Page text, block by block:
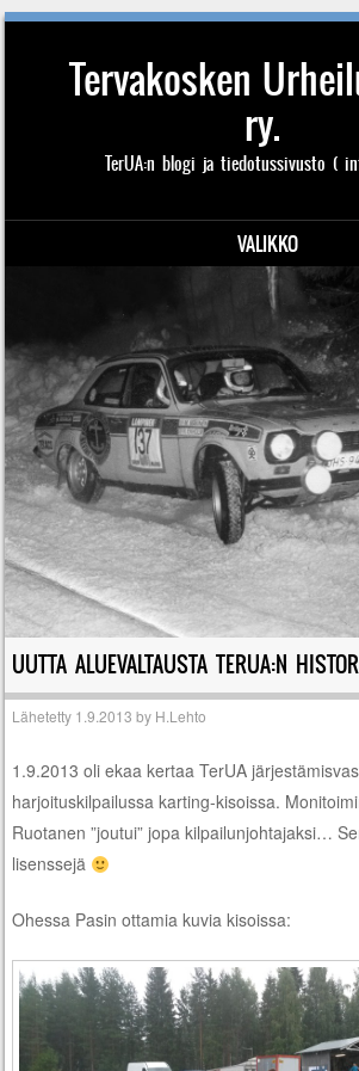
Tervakosken
ry.
TerUA:n blogi ja tiedotussivusto (
VALIKKO
UUTTA ALUEVALTAUSTA TERUA:N
Lähetetty 1.9.2013 by H.Lehto
1.9.2013 oli ekaa kertaa TerUA
harjoituskilpailussa karting-kisoissa.
Ruotanen ”joutui” jopa kilpailunjohtajaksi…
lisenssejä
Ohessa Pasin ottamia kuvia kisoissa: